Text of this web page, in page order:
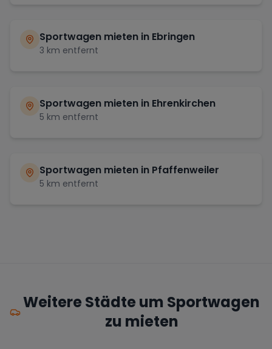
Sportwagen mieten in Ebringen
3 km entfernt
Sportwagen mieten in Ehrenkirchen
5 km entfernt
Sportwagen mieten in Pfaffenweiler
5 km entfernt
Weitere Städte um Sportwagen
zu mieten